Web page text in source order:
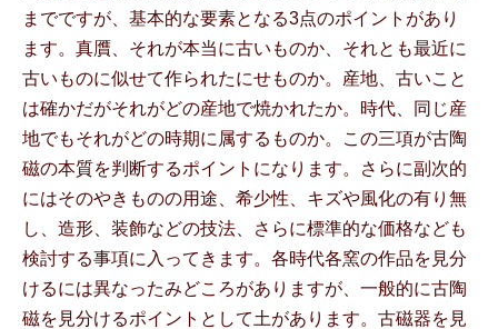
までですが、基本的な要素となる3点のポイントがあり
ます。真贋、それが本当に古いものか、それとも最近に
古いものに似せて作られたにせものか。産地、古いこと
は確かだがそれがどの産地で焼かれたか。時代、同じ産
地でもそれがどの時期に属するものか。この三項が古陶
磁の本質を判断するポイントになります。さらに副次的
にはそのやきものの用途、希少性、キズや風化の有り無
し、造形、装飾などの技法、さらに標準的な価格なども
検討する事項に入ってきます。各時代各窯の作品を見分
けるには異なったみどころがありますが、一般的に古陶
磁を見分けるポイントとして土があります。古磁器を見